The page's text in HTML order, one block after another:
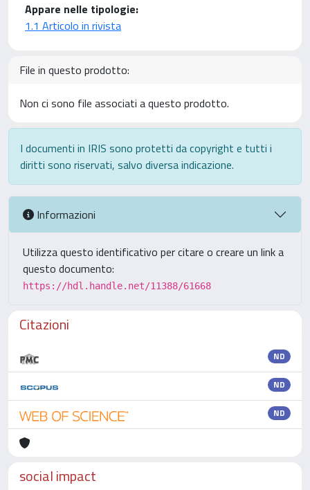
Appare nelle tipologie:
1.1 Articolo in rivista
File in questo prodotto:
Non ci sono file associati a questo prodotto.
I documenti in IRIS sono protetti da copyright e tutti i
diritti sono riservati, salvo diversa indicazione.
Informazioni
Utilizza questo identificativo per citare o creare un link a
questo documento:
https://hdl.handle.net/11388/61668
Citazioni
ND
ND
ND
social impact